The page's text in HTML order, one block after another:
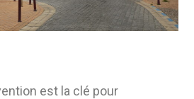
est la clé pour